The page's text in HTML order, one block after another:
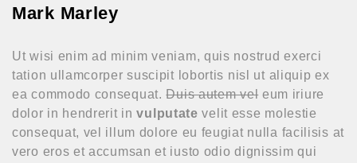
Mark Marley
Ut wisi enim ad minim veniam, quis nostrud exerci
tation ullamcorper suscipit lobortis nisl ut aliquip ex
ea commodo consequat.Duis autem vel eum iriure
dolor in hendrerit invulputate velit esse molestie
consequat, vel illum dolore eu feugiat nulla facilisis at
vero eros et accumsan et iusto odio dignissim qui